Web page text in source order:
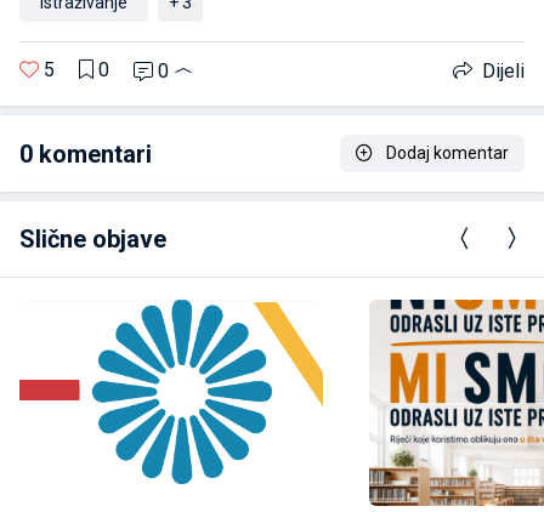
5 0 0 Dijeli
0 komentari Dodaj komentar
Slične objave